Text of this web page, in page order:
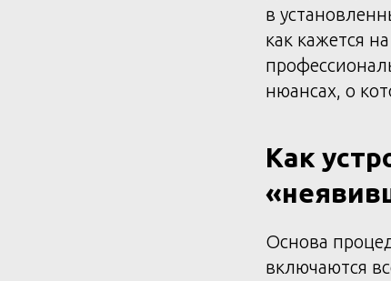
в
как кажется
нюансах, о
Как
Основа
включаются